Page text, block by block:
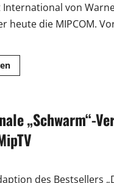
International von
heute die MIPCOM.
Mehr
Informationen
Cannes:
Keine
Gefahr
für
Fernsehdeutschland
„Schwarm“-
des Bestsellers